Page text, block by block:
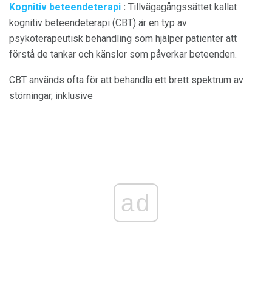
Kognitiv beteendeterapi : Tillvägagångssättet kallat
kognitiv beteendeterapi (CBT) är en typ av
psykoterapeutisk behandling som hjälper patienter att
förstå de tankar och känslor som påverkar beteenden.
CBT används ofta för att behandla ett brett spektrum av
störningar, inklusive
ad